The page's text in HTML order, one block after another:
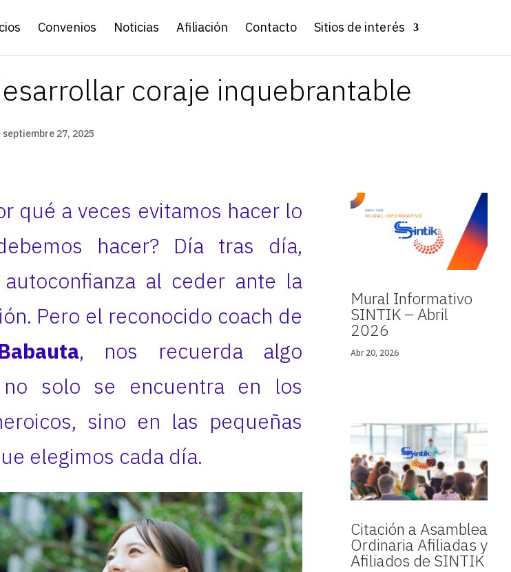
Convenios Noticias Afiliación Contacto Sitios de interés
coraje inquebrantable
septiembre 27, 2025
qué a veces evitamos hacer lo
hacer? Día tras día,
al ceder ante la
Pero el reconocido coach de
, nos recuerda algo
solo se encuentra en los
sino en las pequeñas
elegimos cada día.
Mural Informativo
SINTIK – Abril
2026
Abr 20, 2026
Citación a Asamblea
Ordinaria Afiliadas y
Afiliados de SINTIK